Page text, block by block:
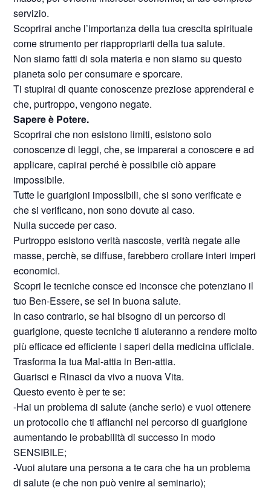
servizio.
Scoprirai anche l’importanza della tua crescita spirituale
come strumento per riappropriarti della tua salute.
Non siamo fatti di sola materia e non siamo su questo
pianeta solo per consumare e sporcare.
Ti stupirai di quante conoscenze preziose apprenderai e
che, purtroppo, vengono negate.
Sapere è Potere.
Scoprirai che non esistono limiti, esistono solo
conoscenze di leggi, che, se imparerai a conoscere e ad
applicare, capirai perché è possibile ciò appare
impossibile.
Tutte le guarigioni impossibili, che si sono verificate e
che si verificano, non sono dovute al caso.
Nulla succede per caso.
Purtroppo esistono verità nascoste, verità negate alle
masse, perchè, se diffuse, farebbero crollare interi imperi
economici.
Scopri le tecniche consce ed inconsce che potenziano il
tuo Ben-Essere, se sei in buona salute.
In caso contrario, se hai bisogno di un percorso di
guarigione, queste tecniche ti aiuteranno a rendere molto
più efficace ed efficiente i saperi della medicina ufficiale.
Trasforma la tua Mal-attia in Ben-attia.
Guarisci e Rinasci da vivo a nuova Vita.
Questo evento è per te se:
-Hai un problema di salute (anche serio) e vuoi ottenere
un protocollo che ti affianchi nel percorso di guarigione
aumentando le probabilità di successo in modo
SENSIBILE;
-Vuoi aiutare una persona a te cara che ha un problema
di salute (e che non può venire al seminario);